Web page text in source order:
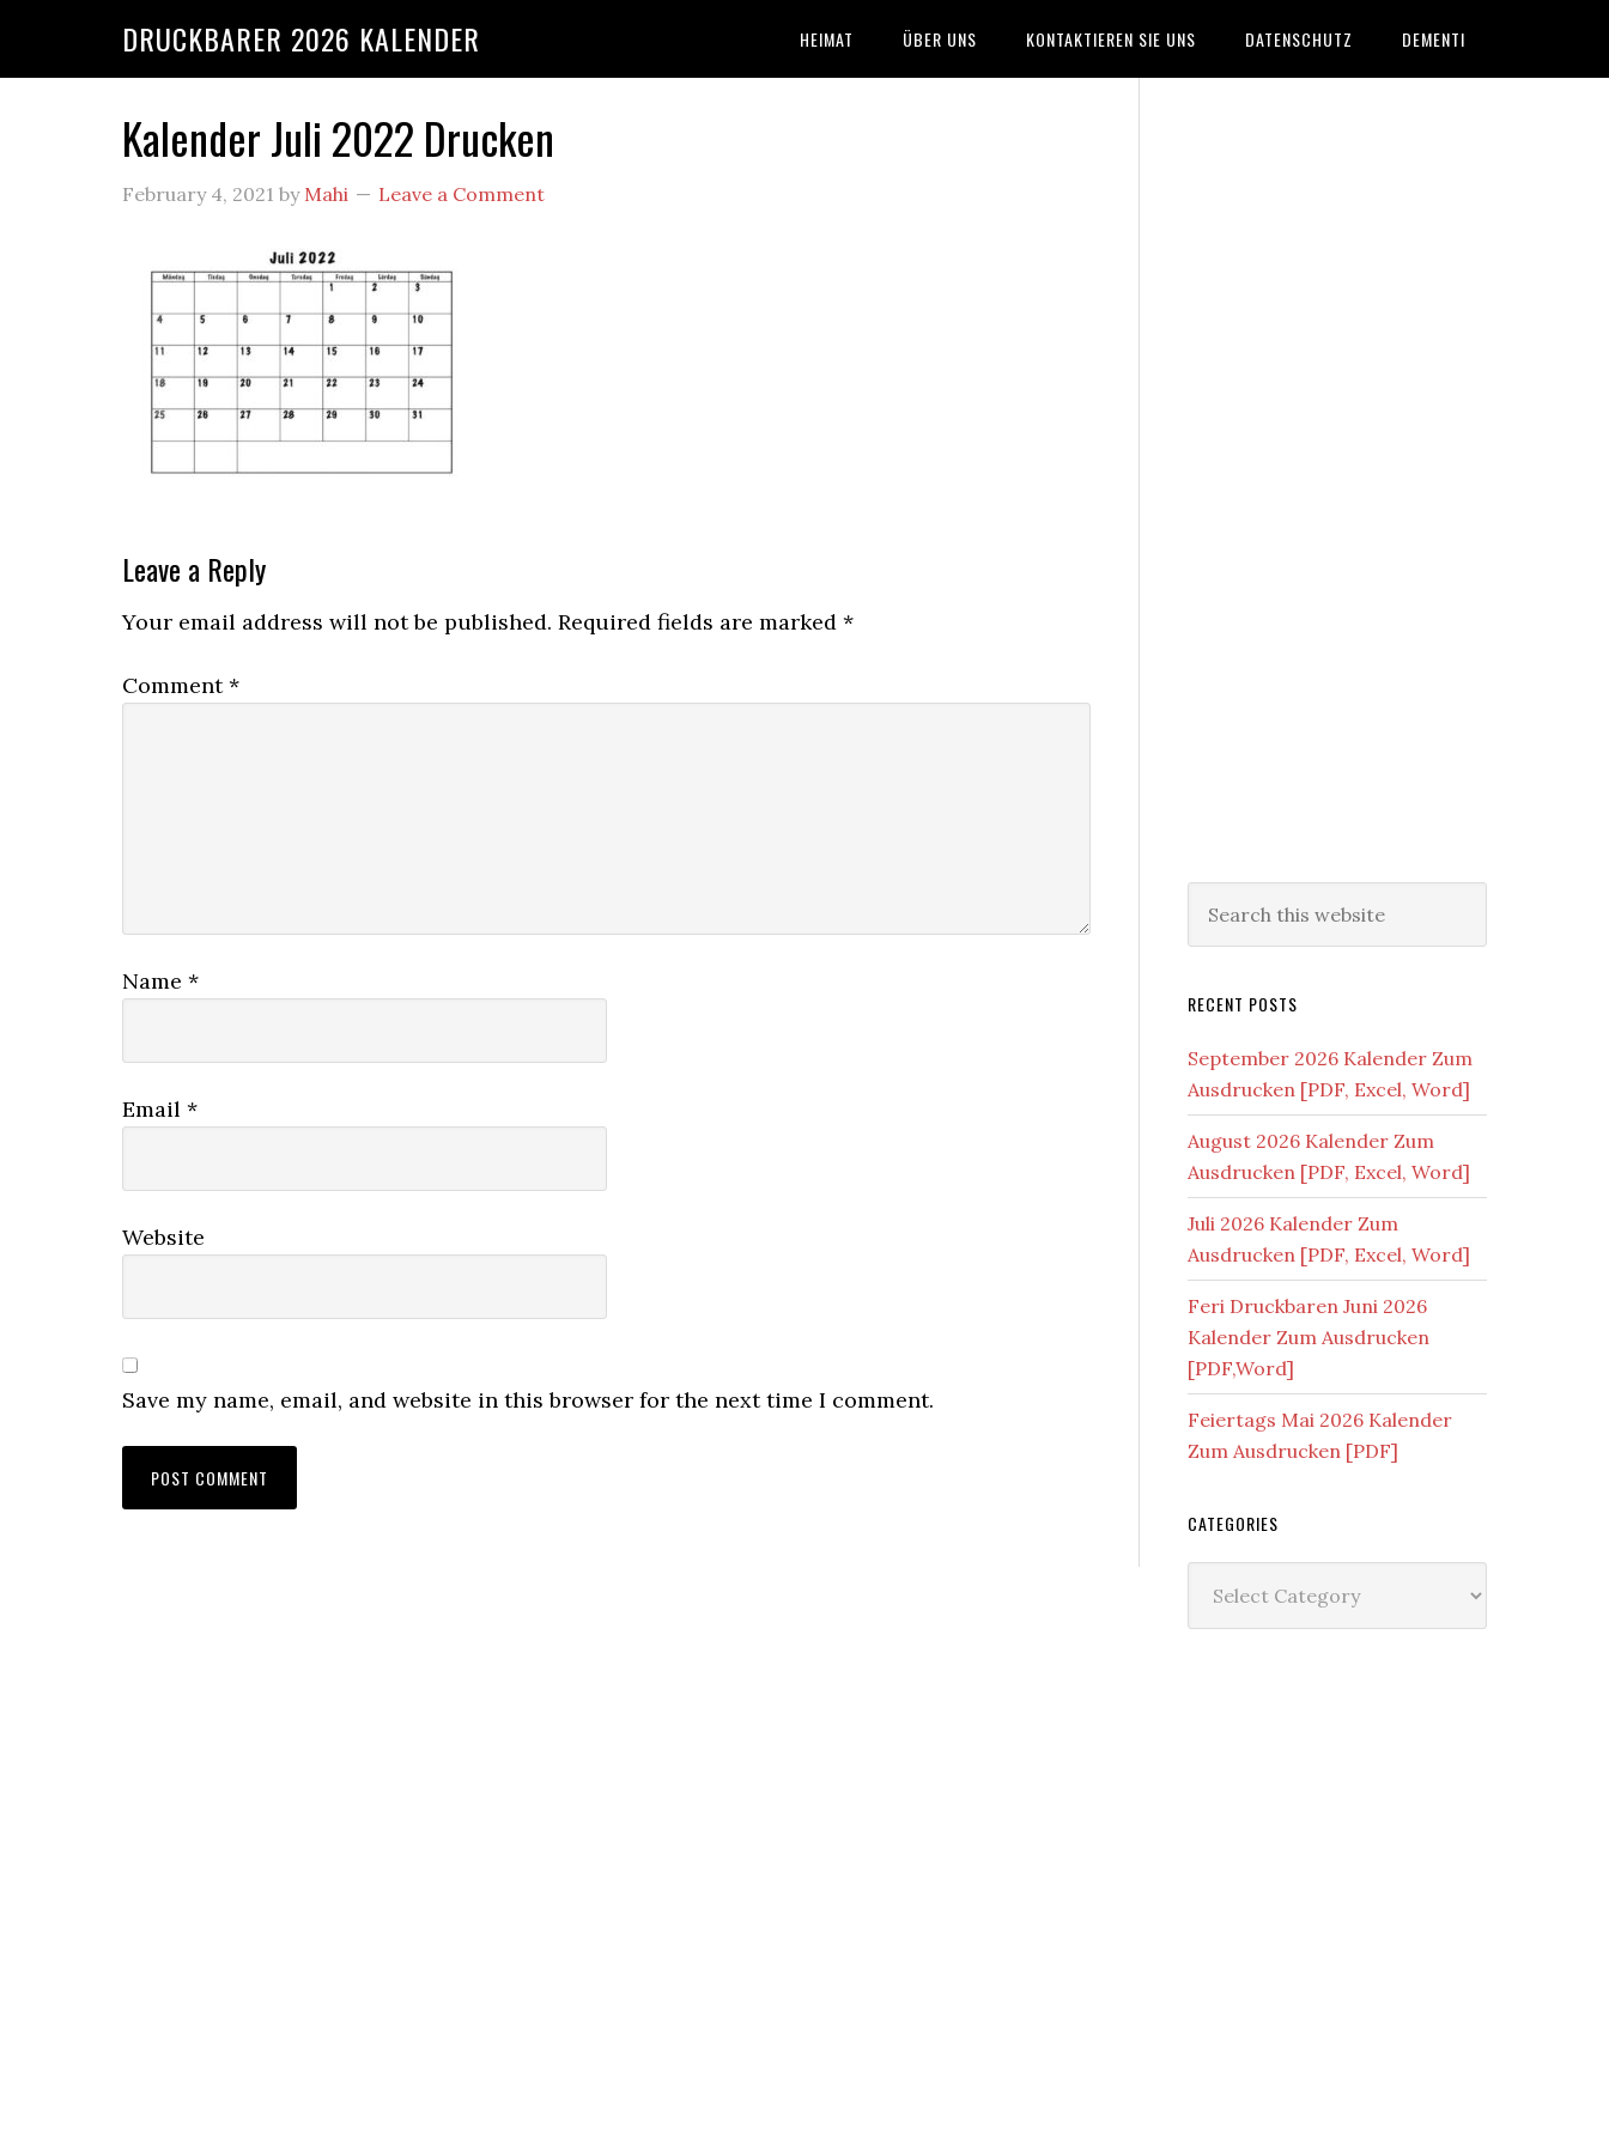
DRUCKBARER 2026 KALENDER HEIMAT ÜBER UNS KONTAKTIEREN SIE UNS DATENSCHUTZ DEMENTI
Kalender Juli 2022 Drucken
February 4, 2021 by Mahi Leave a Comment
Leave a Reply
Your email address will not be published. Required fields are marked *
Comment*
Name *
Email *
Website
Save my name, email, and website in this browser for the next time I comment.
RECENT POSTS
September 2026 Kalender Zum
Ausdrucken [PDF, Excel, Word]
August 2026 Kalender Zum
Ausdrucken [PDF, Excel, Word]
Juli 2026 Kalender Zum
Ausdrucken [PDF, Excel, Word]
Feri Druckbaren Juni 2026
Kalender Zum Ausdrucken
[PDF,Word]
Feiertags Mai 2026 Kalender
Zum Ausdrucken [PDF]
CATEGORIES